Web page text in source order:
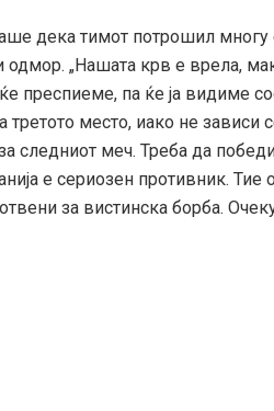
дека тимот потрошил
„Нашата крв е врела,
преспиеме, па ќе ја видиме
третото место, иако не
следниот меч. Треба да
е сериозен противник.
за вистинска борба.